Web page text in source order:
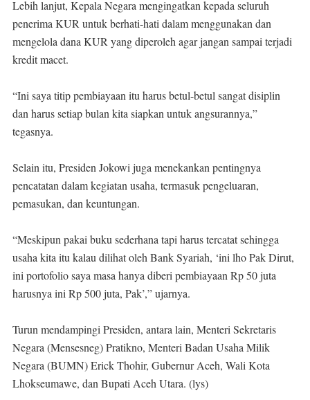
Lebih lanjut, Kepala Negara mengingatkan kepada seluruh
penerima KUR untuk berhati-hati dalam menggunakan dan
mengelola dana KUR yang diperoleh agar jangan sampai terjadi
kredit macet.
“Ini saya titip pembiayaan itu harus betul-betul sangat disiplin
dan harus setiap bulan kita siapkan untuk angsurannya,”
tegasnya.
Selain itu, Presiden Jokowi juga menekankan pentingnya
pencatatan dalam kegiatan usaha, termasuk pengeluaran,
pemasukan, dan keuntungan.
“Meskipun pakai buku sederhana tapi harus tercatat sehingga
usaha kita itu kalau dilihat oleh Bank Syariah, ‘ini lho Pak Dirut,
ini portofolio saya masa hanya diberi pembiayaan Rp 50 juta
harusnya ini Rp 500 juta, Pak’,” ujarnya.
Turun mendampingi Presiden, antara lain, Menteri Sekretaris
Negara (Mensesneg) Pratikno, Menteri Badan Usaha Milik
Negara (BUMN) Erick Thohir, Gubernur Aceh, Wali Kota
Lhokseumawe, dan Bupati Aceh Utara. (lys)